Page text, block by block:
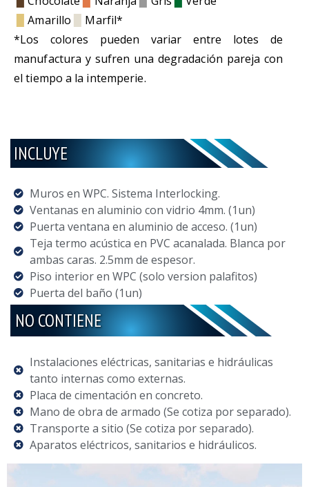
▉Amarillo Marfil*
*Los colores pueden variar entre lotes de
manufactura y sufren una degradación pareja con
el tiempo a la intemperie.
INCLUYE
Muros en WPC. Sistema Interlocking.
Ventanas en aluminio con vidrio 4mm. (1un)
Puerta ventana en aluminio de acceso. (1un)
Teja termo acústica en PVC acanalada. Blanca por
ambas caras. 2.5mm de espesor.
Piso interior en WPC (solo version palafitos)
Puerta del baño (1un)
NO CONTIENE
Instalaciones eléctricas, sanitarias e hidráulicas
tanto internas como externas.
Placa de cimentación en concreto.
Mano de obra de armado (Se cotiza por separado).
Transporte a sitio (Se cotiza por separado).
Aparatos eléctricos, sanitarios e hidráulicos.